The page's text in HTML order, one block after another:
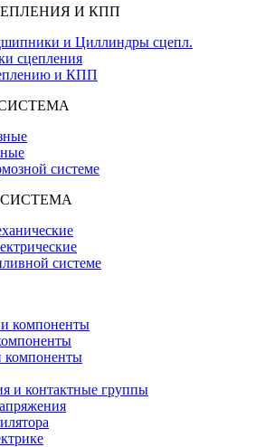
И КПП
и Циллиндры сцепл.
сцепления
и КПП
системе
системе
компоненты
и контактные группы